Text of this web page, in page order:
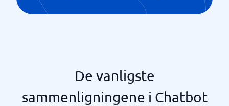
De vanligste
sammenligningene i Chatbot